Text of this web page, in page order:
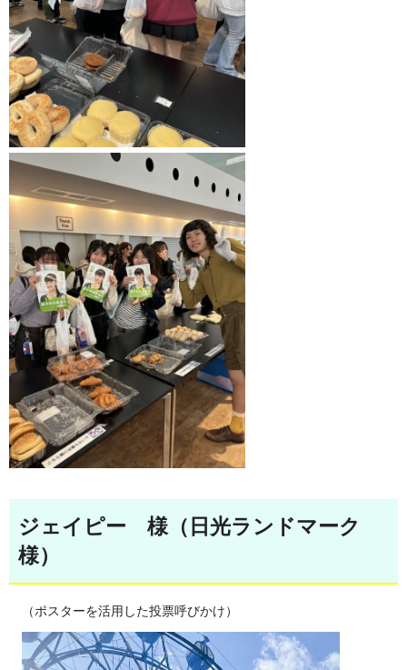
ジェイピー 様（日光ランドマーク
様）
（ポスターを活用した投票呼びかけ）